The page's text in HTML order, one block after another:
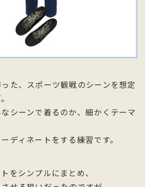
た、スポーツ観戦のシーンを想定
シーンで着るのか、細かくテーマ
ディネートをする練習です。
をシンプルにまとめ、